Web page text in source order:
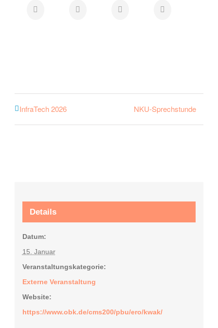
InfraTech 2026 NKU-Sprechstunde
Details
Datum:
15. Januar
Veranstaltungskategorie:
Externe Veranstaltung
Website:
https://www.obk.de/cms200/pbu/ero/kwak/